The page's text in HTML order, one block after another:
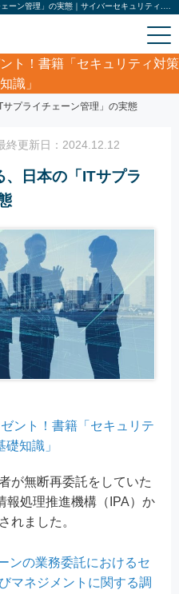
ト！書籍「セキュリティ対策
識」
サプライチェーン管理」の実態
更新日：2024.12.12
日本の「ITサプラ
ント！書籍「セキュリテ
礎知識」
が無断再委託をしていた
報処理推進機構（IPA）か
れました。
ンの業務委託におけるセ
マネジメントに関する調